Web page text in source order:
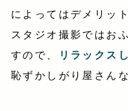
によってはデメリッ
スタジオ撮影ではお
すので、
リラックス
恥ずかしがり屋さん